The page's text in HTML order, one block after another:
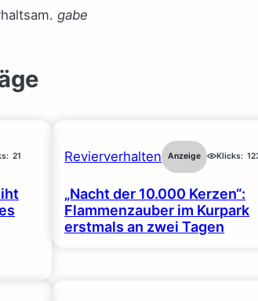
gabe
21 Revierverhalten Anzeige Klicks:
„Nacht der 10.000 Kerzen“:
Flammenzauber im Kurpark
erstmals an zwei Tagen